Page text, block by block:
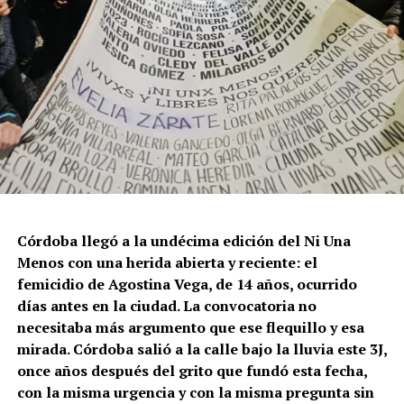
Córdoba llegó a la undécima edición del Ni Una
Menos con una herida abierta y reciente: el
femicidio de Agostina Vega, de 14 años, ocurrido
días antes en la ciudad. La convocatoria no
necesitaba más argumento que ese flequillo y esa
mirada. Córdoba salió a la calle bajo la lluvia este 3J,
once años después del grito que fundó esta fecha,
con la misma urgencia y con la misma pregunta sin